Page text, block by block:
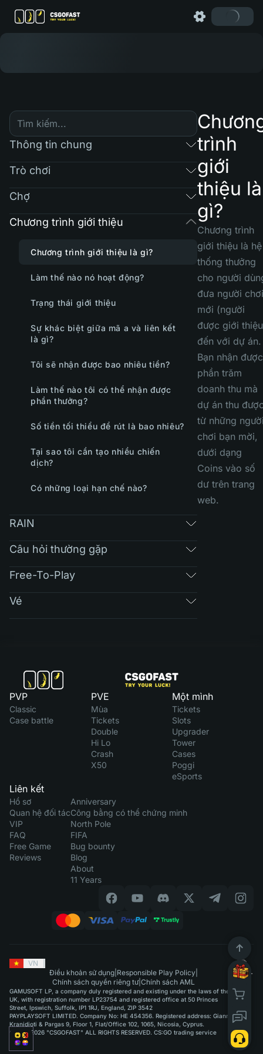
Thông tin chung
Trò chơi
Chợ
Chương trình giới thiệu
Chương trình giới thiệu là gì?
Làm thế nào nó hoạt động?
Trạng thái giới thiệu
Sự khác biệt giữa mã a và liên kết
là gì?
Tôi sẽ nhận được bao nhiêu tiền?
Làm thế nào tôi có thể nhận được
phần thưởng?
Số tiền tối thiểu để rút là bao nhiêu?
Tại sao tôi cần tạo nhiều chiến
dịch?
Có những loại hạn chế nào?
RAIN
Câu hỏi thường gặp
Free-To-Play
Vé
trình
giới
thiệu là
gì?
Chương trình
giới thiệu là hệ
thống thưởng
cho người
đưa người chơi
mới (người
được giới
đến với dự án.
Bạn nhận được
phần trăm
doanh thu mà
dự án thu
từ những
chơi bạn mời,
dưới dạng
Coins vào số
dư trên trang
web.
PVP
Classic
Case battle
PVE
Mùa
Tickets
Double
Hi Lo
Crash
X50
Một mình
Tickets
Slots
Upgrader
Tower
Cases
Poggi
eSports
Liên kết
Hồ sơ
Quan hệ đối tác
VIP
FAQ
Free Game
Reviews
Anniversary
Công bằng có thể chứng minh
North Pole
FIFA
Bug bounty
Blog
About
11 Years
VN
Điều khoản sử dụng| Responsible Play Policy|
Chính sách quyền riêng tư| Chính sách AML
GAMUSOFT LP, a company duly registered and existing under the laws of the
UK, with registration number LP23754 and registered office at 50 Princes
Street, Ipswich, Suffolk, IP1 1RJ, England, ZIP 3542
PAYPLAYSOFT LIMITED. Company No: HE 454356. Registered address: Giannou
Kranidioti & Pargas 9, Floor 1, Flat/Office 102, 1065, Nicosia, Cyprus.
©2015-2026 "CSGOFAST" ALL RIGHTS RESERVED. CS:GO trading service